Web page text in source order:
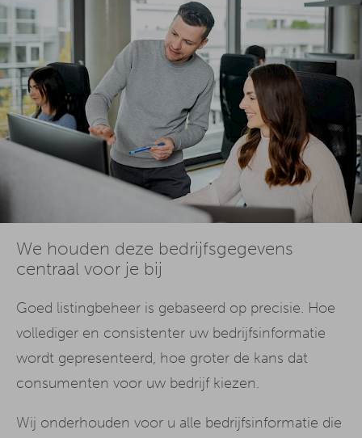
We houden deze bedrijfsgegevens
centraal voor je bij
Goed listingbeheer is gebaseerd op precisie. Hoe
vollediger en consistenter uw bedrijfsinformatie
wordt gepresenteerd, hoe groter de kans dat
consumenten voor uw bedrijf kiezen.
Wij onderhouden voor u alle bedrijfsinformatie die